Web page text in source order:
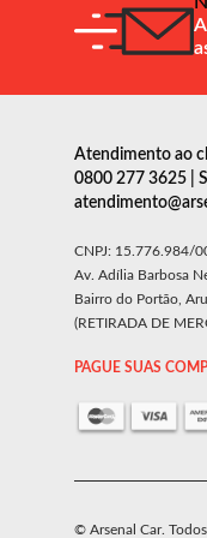
Atendimento ao
0800 277 3625 |
CNPJ: 15.776.984/
Av. Adília Barbosa
Bairro do Portão,
(RETIRADA DE
PAGUE SUAS
© Arsenal Car.